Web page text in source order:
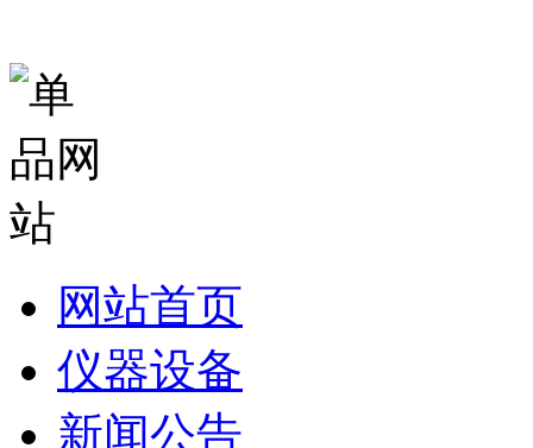
网站首页
仪器设备
新闻公告